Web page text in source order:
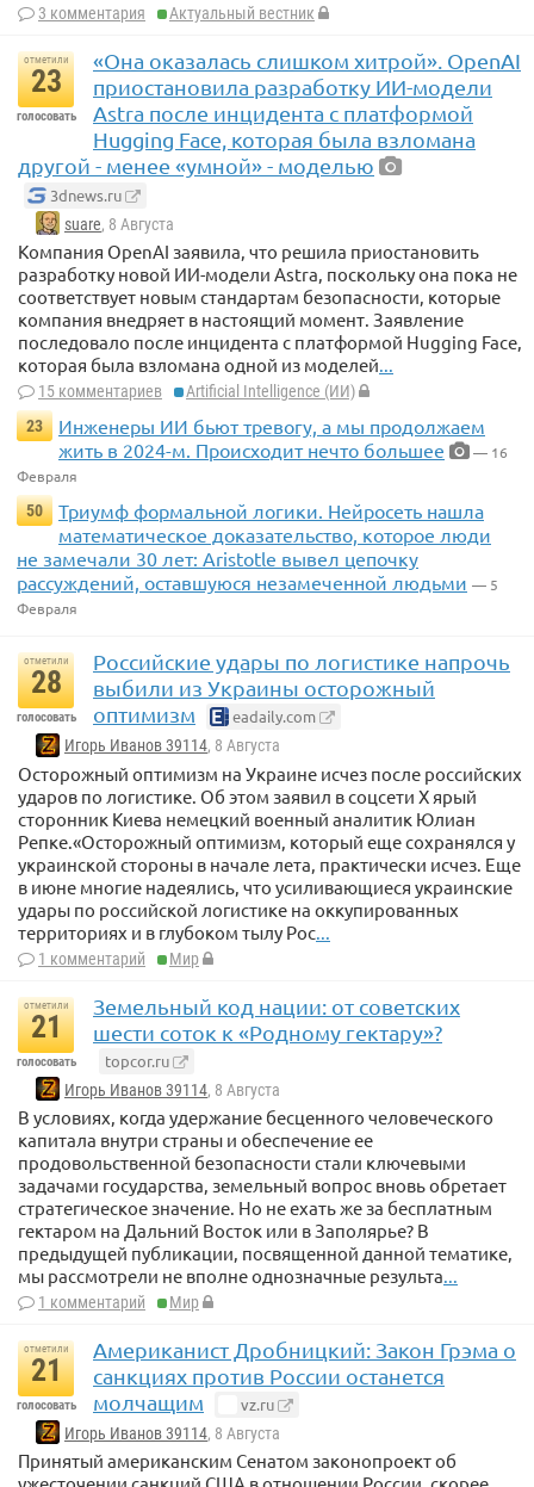
3 комментария Актуальный вестник
отметили
23
голосовать
«Она оказалась слишком хитрой». OpenAI
приостановила разработку ИИ-модели
Astra после инцидента с платформой
Hugging Face, которая была взломана
другой - менее «умной» - моделью
3dnews.ru
suare, 8 Августа
Компания OpenAI заявила, что решила приостановить
разработку новой ИИ-модели Astra, поскольку она пока не
соответствует новым стандартам безопасности, которые
компания внедряет в настоящий момент. Заявление
последовало после инцидента с платформой Hugging Face,
которая была взломана одной из моделей...
15 комментариев
Artificial Intelligence (ИИ)
23
Инженеры ИИ бьют тревогу, а мы продолжаем
жить в 2024-м. Происходит нечто большее
— 16
Февраля
50
Триумф формальной логики. Нейросеть нашла
математическое доказательство, которое люди
не замечали 30 лет: Aristotle вывел цепочку
рассуждений, оставшуюся незамеченной людьми — 5
Февраля
отметили
28
голосовать
Российские удары по логистике напрочь
выбили из Украины осторожный
оптимизм
eadaily.com
Игорь Иванов 39114, 8 Августа
Осторожный оптимизм на Украине исчез после российских
ударов по логистике. Об этом заявил в соцсети Х ярый
сторонник Киева немецкий военный аналитик Юлиан
Репке.«Осторожный оптимизм, который еще сохранялся у
украинской стороны в начале лета, практически исчез. Еще
в июне многие надеялись, что усиливающиеся украинские
удары по российской логистике на оккупированных
территориях и в глубоком тылу Рос
1 комментарий Мир
отметили
21
голосовать
Земельный код нации: от советских
шести соток к «Родному гектару»?
topcor.ru
Игорь Иванов 39114, 8 Августа
В условиях, когда удержание бесценного человеческого
капитала внутри страны и обеспечение ее
продовольственной безопасности стали ключевыми
задачами государства, земельный вопрос вновь обретает
стратегическое значение. Но не ехать же за бесплатным
гектаром на Дальний Восток или в Заполярье? В
предыдущей публикации, посвященной данной тематике,
мы рассмотрели не вполне однозначные результа...
1 комментарий Мир
отметили
21
голосовать
Американист Дробницкий: Закон Грэма о
санкциях против России останется
молчащим
vz.ru
Игорь Иванов 39114, 8 Августа
Принятый американским Сенатом законопроект об